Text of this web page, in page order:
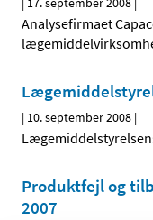
Analysefirmaet
| 10. september 2008 |
Produktfejl og
2007